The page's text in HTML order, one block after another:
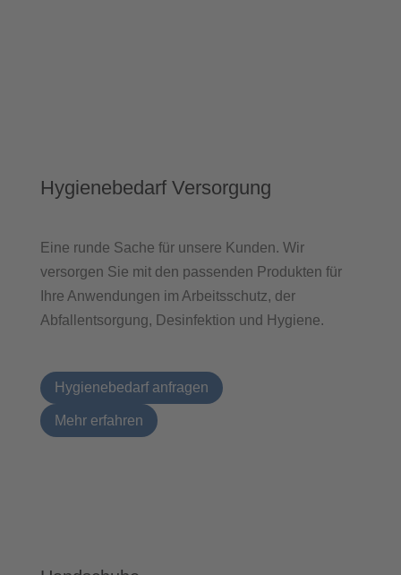
Hygienebedarf Versorgung
Eine runde Sache für unsere Kunden. Wir
versorgen Sie mit den passenden Produkten für
Ihre Anwendungen im Arbeitsschutz, der
Abfallentsorgung, Desinfektion und Hygiene.
Hygienebedarf anfragen
Mehr erfahren